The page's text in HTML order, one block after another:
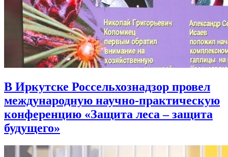
В Иркутске Россельхознадзор провел
международную научно-практическую
конференцию «Защита леса – защита
будущего»